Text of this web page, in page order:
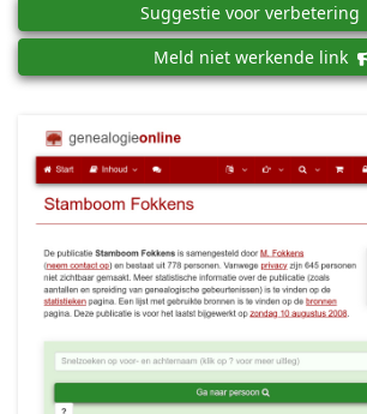
Suggestie voor verbetering
Meld niet werkende link